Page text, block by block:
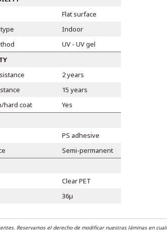
Flat surface
Indoor
UV - UV gel
2 years
15 years
hard coat
Yes
PS adhesive
Semi-permanent
Clear PET
36µ
Reservamos el derecho de modificar nuestras láminas en